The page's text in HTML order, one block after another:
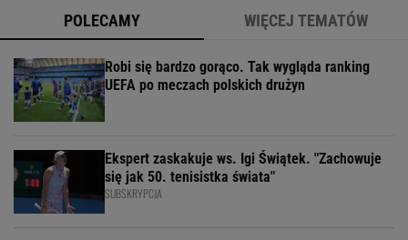
POLECAMY WIĘCEJ TEMATÓW
Robi się bardzo gorąco. Tak wygląda ranking
UEFA po meczach polskich drużyn
Ekspert zaskakuje ws. Igi Świątek. "Zachowuje
się jak 50. tenisistka świata"
SUBSKRYPCJA